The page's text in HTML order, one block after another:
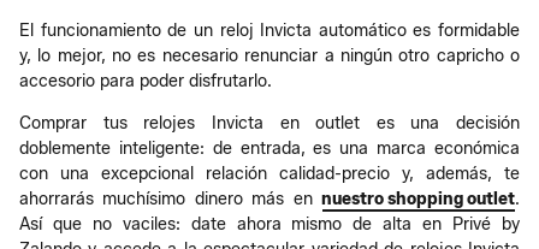
El funcionamiento de un reloj Invicta automático es formidable
y, lo mejor, no es necesario renunciar a ningún otro capricho o
accesorio para poder disfrutarlo.
Comprar tus relojes Invicta en outlet es una decisión
doblemente inteligente: de entrada, es una marca económica
con una excepcional relación calidad-precio y, además, te
ahorrarás muchísimo dinero más en nuestro shopping outlet.
Así que no vaciles: date ahora mismo de alta en Privé by